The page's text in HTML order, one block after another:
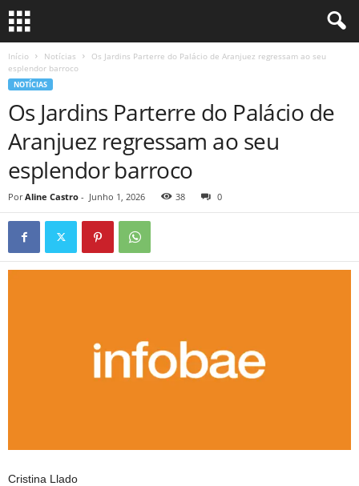
Início Notícias
Os Jardins Parterre do Palácio de Aranjuez regressam ao seu
esplendor barroco
NOTÍCIAS
Os Jardins Parterre do Palácio de
Aranjuez regressam ao seu
esplendor barroco
Por Aline Castro - Junho 1, 2026 38 0
Cristina Llado